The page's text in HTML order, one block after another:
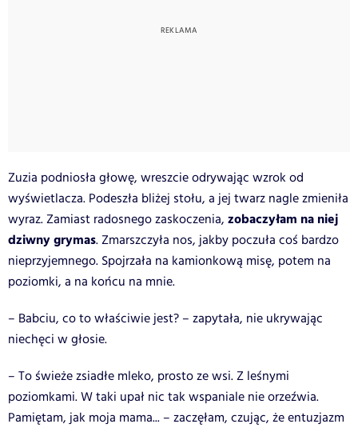
Zuzia podniosła głowę, wreszcie odrywając wzrok od
wyświetlacza. Podeszła bliżej stołu, a jej twarz nagle zmieniła
wyraz. Zamiast radosnego zaskoczenia, zobaczyłam na niej
dziwny grymas. Zmarszczyła nos, jakby poczuła coś bardzo
nieprzyjemnego. Spojrzała na kamionkową misę, potem na
poziomki, a na końcu na mnie.
– Babciu, co to właściwie jest? – zapytała, nie ukrywając
niechęci w głosie.
– To świeże zsiadłe mleko, prosto ze wsi. Z leśnymi
poziomkami. W taki upał nic tak wspaniale nie orzeźwia.
Pamiętam, jak moja mama... – zaczęłam, czując, że entuzjazm